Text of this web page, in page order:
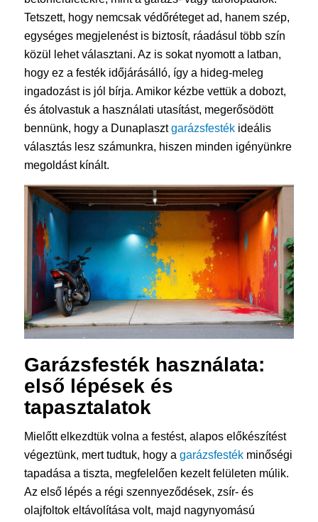
Tetszett, hogy nemcsak védőréteget ad, hanem szép,
egységes megjelenést is biztosít, ráadásul több szín
közül lehet választani. Az is sokat nyomott a latban,
hogy ez a festék időjárásálló, így a hideg-meleg
ingadozást is jól bírja. Amikor kézbe vettük a dobozt,
és átolvastuk a használati utasítást, megerősödött
bennünk, hogy a Dunaplasztgarázsfestékideális
választás lesz számunkra, hiszen minden igényünkre
megoldást kínált.
Garázsfesték használata:
első lépések és
tapasztalatok
Mielőtt elkezdtük volna a festést, alapos előkészítést
végeztünk, mert tudtuk, hogy a garázsfestékminőségi
tapadása a tiszta, megfelelően kezelt felületen múlik.
Az első lépés a régi szennyeződések, zsír- és
olajfoltok eltávolítása volt, majd nagynyomású